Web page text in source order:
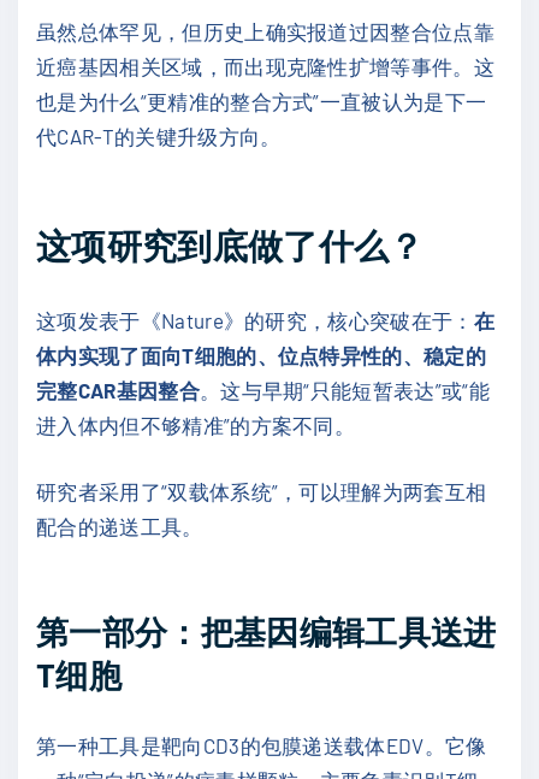
虽然总体罕见，但历史上确实报道过因整合位点靠
近癌基因相关区域，而出现克隆性扩增等事件。这
也是为什么“更精准的整合方式”一直被认为是下一
代CAR-T的关键升级方向。
这项研究到底做了什么？
这项发表于《Nature》的研究，核心突破在于： 在
体内实现了面向T细胞的、位点特异性的、稳定的
完整CAR基因整合。这与早期“只能短暂表达”或“能
进入体内但不够精准”的方案不同。
研究者采用了“双载体系统”，可以理解为两套互相
配合的递送工具。
第一部分：把基因编辑工具送进
T细胞
第一种工具是靶向CD3的包膜递送载体EDV。它像